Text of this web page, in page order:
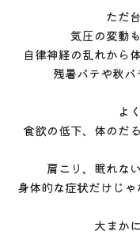
ただ
気圧の変動
自律神経の乱れから
残暑バテや秋バ
よ
食欲の低下、体のだ
肩こり、眠れな
身体的な症状だけじゃ
大まか